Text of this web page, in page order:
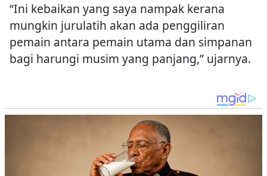
“Ini kebaikan yang saya nampak kerana
mungkin jurulatih akan ada penggiliran
pemain antara pemain utama dan simpanan
bagi harungi musim yang panjang,” ujarnya.